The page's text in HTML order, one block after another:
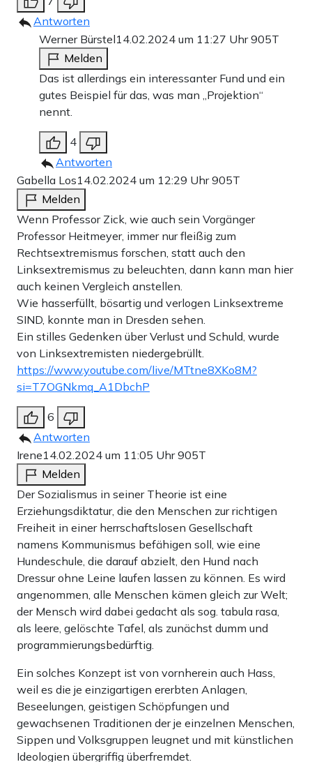
Antworten
Werner Bürstel14.02.2024 um 11:27 Uhr905T
Melden
Das ist allerdings ein interessanter Fund und ein
gutes Beispiel für das, was man „Projektion“
nennt.
4
Antworten
Gabella Los14.02.2024 um 12:29 Uhr905T
Melden
Wenn Professor Zick, wie auch sein Vorgänger
Professor Heitmeyer, immer nur fleißig zum
Rechtsextremismus forschen, statt auch den
Linksextremismus zu beleuchten, dann kann man hier
auch keinen Vergleich anstellen.
Wie hasserfüllt, bösartig und verlogen Linksextreme
SIND, konnte man in Dresden sehen.
Ein stilles Gedenken über Verlust und Schuld, wurde
von Linksextremisten niedergebrüllt.
https://www.youtube.com/live/MTtne8XKo8M?
si=T7OGNkmq_A1DbchP
6
Antworten
Irene14.02.2024 um 11:05 Uhr905T
Melden
Der Sozialismus in seiner Theorie ist eine
Erziehungsdiktatur, die den Menschen zur richtigen
Freiheit in einer herrschaftslosen Gesellschaft
namens Kommunismus befähigen soll, wie eine
Hundeschule, die darauf abzielt, den Hund nach
Dressur ohne Leine laufen lassen zu können. Es wird
angenommen, alle Menschen kämen gleich zur Welt;
der Mensch wird dabei gedacht als sog. tabula rasa,
als leere, gelöschte Tafel, als zunächst dumm und
programmierungsbedürftig.
Ein solches Konzept ist von vornherein auch Hass,
weil es die je einzigartigen ererbten Anlagen,
Beseelungen, geistigen Schöpfungen und
gewachsenen Traditionen der je einzelnen Menschen,
Sippen und Volksgruppen leugnet und mit künstlichen
Ideologien übergriffig überfremdet.